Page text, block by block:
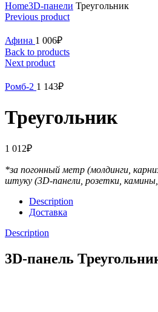
Home3D-панели Треугольник
Previous product
Афина 1 006₽
Back to products
Next product
Ромб-2 1 143₽
Треугольник
1 012₽
*за погонный метр (молдинги,
штуку (3D-панели, розетки,
Description
Доставка
Description
3D-панель